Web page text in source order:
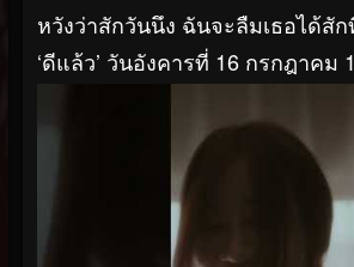
หวังว่าสักวันนึง ฉันจะลืมเธอได้สั
‘ดีแล้ว’ วันอังคารที่ 16 กรกฎาคม